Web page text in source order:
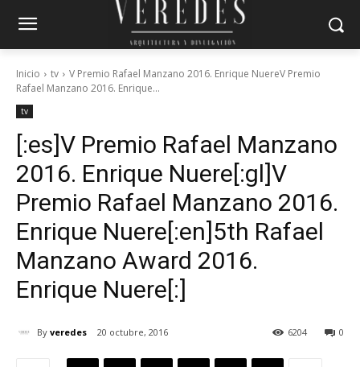
Inicio tv
V Premio Rafael Manzano 2016. Enrique NuereV Premio
Rafael Manzano 2016. Enrique...
tv
[:es]V Premio Rafael Manzano
2016. Enrique Nuere[:gl]V
Premio Rafael Manzano 2016.
Enrique Nuere[:en]5th Rafael
Manzano Award 2016.
Enrique Nuere[:]
By veredes 20 octubre, 2016 0
6204